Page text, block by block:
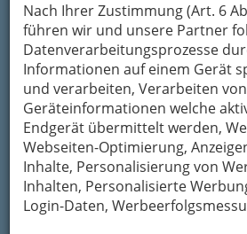
Nach Ihrer Zustimmung (Art. 6
führen wir und unsere Partner
Datenverarbeitungsprozesse
Informationen auf einem Gerät
und verarbeiten, Verarbeiten von
Geräteinformationen welche
Endgerät übermittelt werden,
Webseiten-Optimierung,
Inhalte, Personalisierung von
Inhalten, Personalisierte
Login-Daten,
Female Founders
#1 Graz - Tanja
Erstes Female Founders
in der Steiermärkischen
ErstesFemale FoundersSouth
Steiermärkischen Sparkasse
wurden die
Eigner-Stenggvom